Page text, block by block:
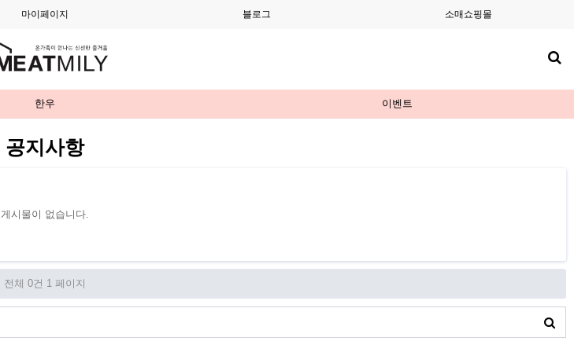
마이페이지 블로그 소매쇼핑몰
한우 이벤트
공지사항
게시물이 없습니다.
전체 0건 1 페이지